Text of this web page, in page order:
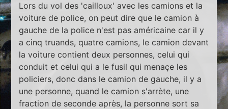
Lors du vol des 'cailloux' avec les camions et la
voiture de police, on peut dire que le camion à
gauche de la police n'est pas américaine car il y
a cinq truands, quatre camions, le camion devant
la voiture contient deux personnes, celui qui
conduit et celui qui a le fusil qui menaçe les
policiers, donc dans le camion de gauche, il y a
une personne, quand le camion s'arrète, une
fraction de seconde après, la personne sort sa